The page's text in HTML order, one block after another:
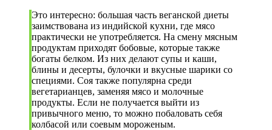
Это интересно: большая часть веганской диеты
заимствована из индийской кухни, где мясо
практически не употребляется. На смену мясным
продуктам приходят бобовые, которые также
богаты белком. Из них делают супы и каши,
блины и десерты, булочки и вкусные шарики со
специями. Соя также популярна среди
вегетарианцев, заменяя мясо и молочные
продукты. Если не получается выйти из
привычного меню, то можно побаловать себя
колбасой или соевым мороженым.